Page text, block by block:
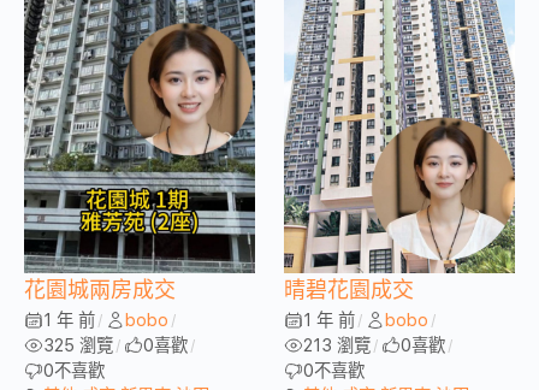
花園城兩房成交
1 年 前 / bobo /
325 瀏覽 / 0喜歡 /
0不喜歡
晴碧花園成交
1 年 前 / bobo /
213 瀏覽 / 0喜歡 /
0不喜歡